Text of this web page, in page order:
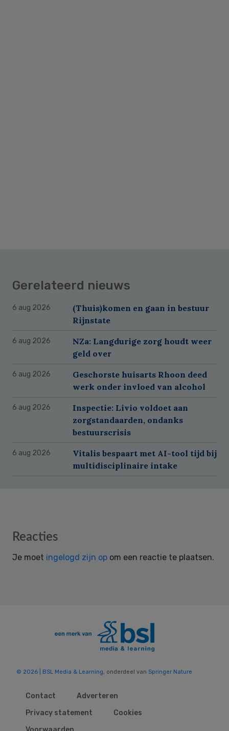
Gerelateerd nieuws
6 aug 2026
(Thuis)komen en gaan in bestuur
Rijnstate
6 aug 2026
NZa: Langdurige zorg houdt weer
geld over
6 aug 2026
Geschorste huisarts Rhoon deed
werk onder invloed van alcohol
6 aug 2026
Inspectie: Livio voldoet aan
zorgstandaarden, ondanks
bestuurscrisis
6 aug 2026
Vitalis bespaart met AI-tool tijd bij
multidisciplinaire intake
Reader
Reacties
Je moet ingelogd zijn op om een reactie te plaatsen.
© 2026 | BSL Media & Learning, onderdeel van Springer Nature
Contact
Adverteren
Privacy statement
Cookies